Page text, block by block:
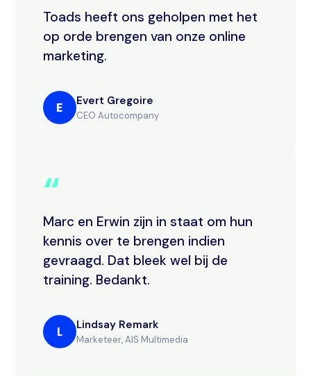
Toads heeft ons geholpen met het
op orde brengen van onze online
marketing.
E Evert Gregoire
CEO Autocompany
“
Marc en Erwin zijn in staat om hun
kennis over te brengen indien
gevraagd. Dat bleek wel bij de
training. Bedankt.
L Lindsay Remark
Marketeer, AIS Multimedia